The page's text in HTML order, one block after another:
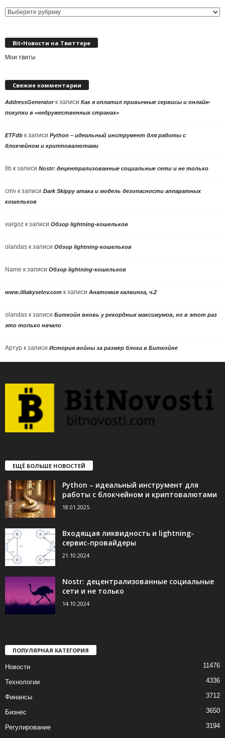
Выбор
Bit•Новости на Твиттере
Мои твиты
Свежие комментарии
AddressGeneratorк записи Как я оплатил привычные сервисы и онлайн-
покупки в «недружественных странах»
ETFdb к записи Python – идеальный инструмент для работы с
блокчейном и криптовалютами
llb к записи Nostr: децентрализованные социальные сети и не только
cmv к записи Dark Skippy атака и модель безопасности аппаратных
кошельков
vargoz к записи Обзор lightning-кошельков
olandas к записи Обзор lightning-кошельков
Name к записи Обзор lightning-кошельков
www.illiakyselov.com к записи Анатомия халвинга, ч.2
olandas к записи Биткойн вновь у рекордных максимумов, но в этот раз
это только начало
Артур к записи История войны за размер блока в Биткойне
ЕЩЁ БОЛЬШЕ НОВОСТЕЙ
Python – идеальный инструмент для
работы с блокчейном и криптовалютами
18.01.2025
Входящая ликвидность и lightning-
сервис-провайдеры
21.10.2024
Nostr: децентрализованные социальные
сети и не только
14.10.2024
ПОПУЛЯРНАЯ КАТЕГОРИЯ
Новости 11476
Технологии 4336
Финансы 3712
Бизнес 3650
Регулирование
3194